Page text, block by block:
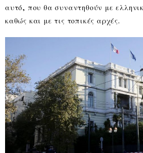
αυτό, που θα συναντηθούν με
καθώς και με τις τοπικές αρχές.